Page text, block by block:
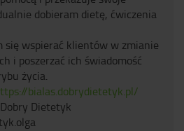
dobieram dietę, ćwiczenia
się wspierać klientów w zmianie
i poszerzać ich świadomość
życia.
bialas.dobrydietetyk.pl/
Dobry Dietetyk